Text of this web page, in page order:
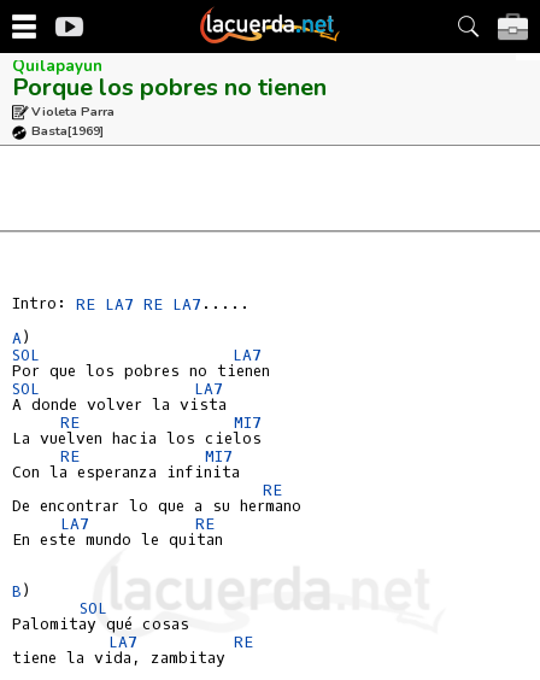
Quilapayun
Porque los pobres no tienen
Violeta Parra
Basta[1969]
Intro: RE LA7 RE LA7 .....
A
SOL
LA7
SOL
LA7
A donde volver la vista
RE
MI7
La vuelven hacia los cielos
RE
MI7
Con la esperanza infinita
RE
De encontrar lo que a su hermano
LA7
RE
En este mundo le quitan
B)
SOL
Palomitay qué cosas
LA7
RE
tiene la vida, zambitay